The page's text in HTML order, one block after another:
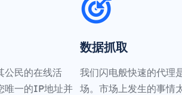
公民的在线活
唯一的IP地址并
数据抓取
我们闪电般快速的代理
场。市场上发生的事情